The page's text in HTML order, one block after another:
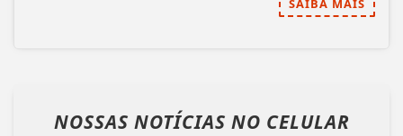
SAIBA MAIS
NOSSAS NOTÍCIAS NO CELULAR